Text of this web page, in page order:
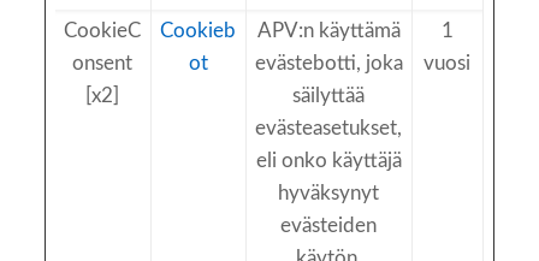
CookieC
onsent
[x2]
Cookieb
ot
APV:n käyttämä
evästebotti, joka
säilyttää
evästeasetukset,
eli onko käyttäjä
hyväksynyt
evästeiden
1
vuosi